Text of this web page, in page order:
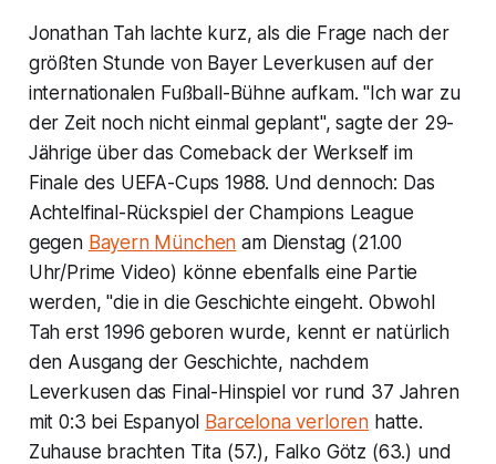
Jonathan Tah lachte kurz, als die Frage nach der
größten Stunde von Bayer Leverkusen auf der
internationalen Fußball-Bühne aufkam. "Ich war zu
der Zeit noch nicht einmal geplant", sagte der 29-
Jährige über das Comeback der Werkself im
Finale des UEFA-Cups 1988. Und dennoch: Das
Achtelfinal-Rückspiel der Champions League
gegen Bayern München am Dienstag (21.00
Uhr/Prime Video) könne ebenfalls eine Partie
werden, "die in die Geschichte eingeht. Obwohl
Tah erst 1996 geboren wurde, kennt er natürlich
den Ausgang der Geschichte, nachdem
Leverkusen das Final-Hinspiel vor rund 37 Jahren
mit 0:3 bei Espanyol Barcelona verloren hatte.
Zuhause brachten Tita (57.), Falko Götz (63.) und